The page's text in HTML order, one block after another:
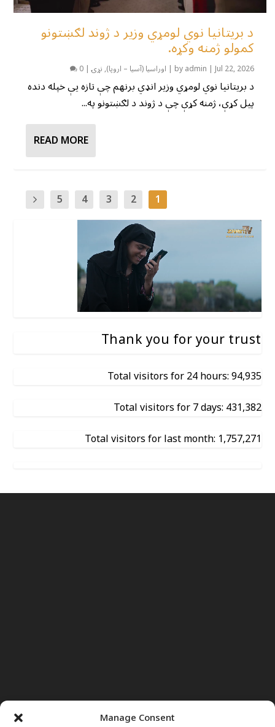
Manage Consent
د بریتانیا نوي لومړي وزیر د ژوند لګښتونو
کمولو ژمنه وکړه.
byadmin |Jul 22, 2026
| اوراسیا (آسیا – اروپا),نړۍ|
0
د بریتانیا نوي لومړي وزیر انډي برنهم چې تازه یې خپله دنده
پیل کړې، ژمنه کړې چې د ژوند د لګښتونو په...
READ MORE
1
2
3
4
5
Thank you for your trust
Total visitors for 24 hours: 94,935
Total visitors for 7 days: 431,382
Total visitors for last month: 1,757,271